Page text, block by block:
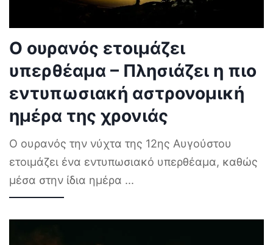
Ο ουρανός ετοιμάζει
υπερθέαμα – Πλησιάζει η πιο
εντυπωσιακή αστρονομική
ημέρα της χρονιάς
Ο ουρανός την νύχτα της 12ης Αυγούστου
ετοιμάζει ένα εντυπωσιακό υπερθέαμα, καθώς
μέσα στην ίδια ημέρα ...